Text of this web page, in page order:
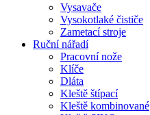
Vysavače
Vysokotlaké čističe
Zametací stroje
Ruční nářadí
Pracovní nože
Klíče
Dláta
Kleště štípací
Kleště kombinované